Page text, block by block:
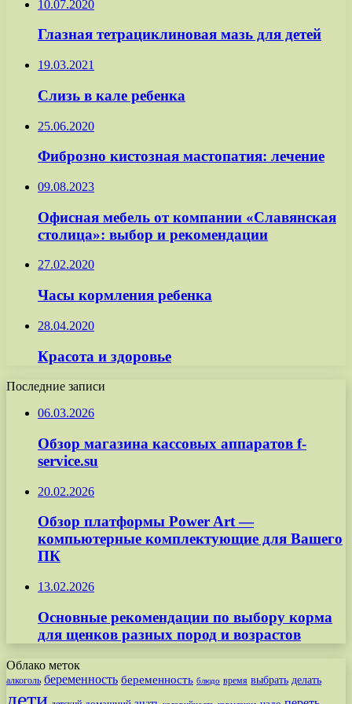
10.07.2020
Глазная тетрациклиновая мазь для детей
19.03.2021
Слизь в кале ребенка
25.06.2020
Фиброзно кистозная мастопатия: лечение
09.08.2023
Офисная мебель от компании «Славянская
столица»: выбор и рекомендации
27.02.2020
Часы кормления ребенка
28.04.2020
Красота и здоровье
Последние записи
06.03.2026
Обзор магазина кассовых аппаратов f-
service.su
20.02.2026
Обзор платформы Power Art —
компьютерные комплектующие для Вашего
ПК
13.02.2026
Основные рекомендации по выбору корма
для щенков разных пород и возрастов
Облако меток
алкоголь беременность беременность блюдо время выбрать делать